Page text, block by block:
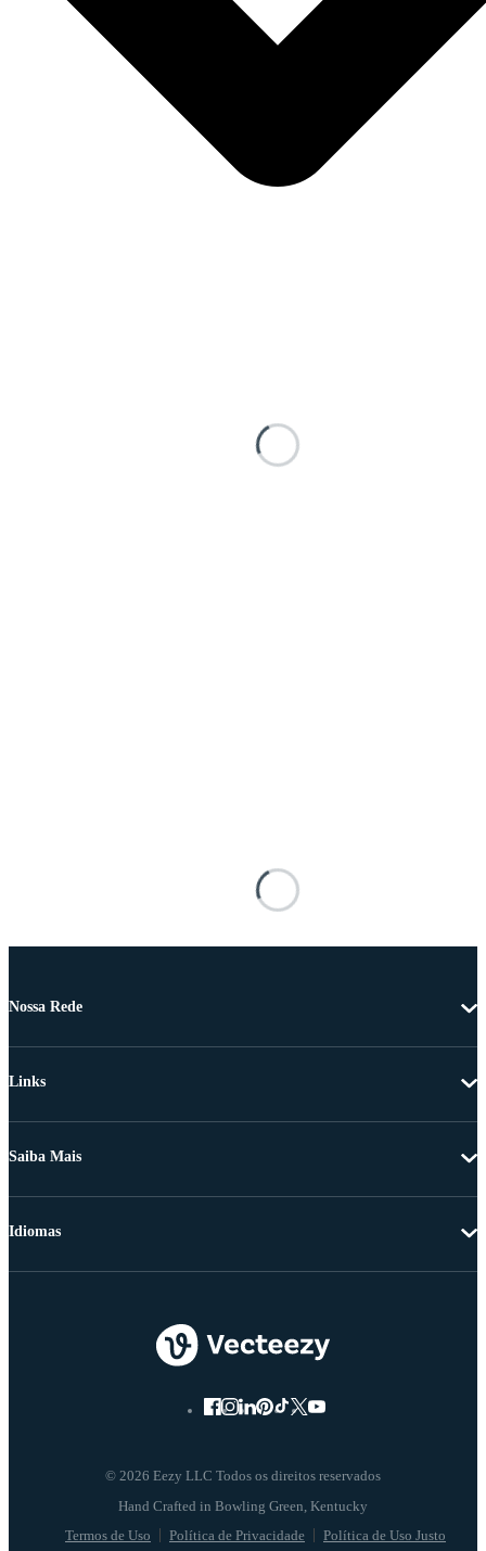
Nossa Rede
Links
Saiba Mais
© 2026 Eezy LLC Todos os direitos reservados
Termos de Uso Política de Privacidade Política de Uso Justo
Idiomas